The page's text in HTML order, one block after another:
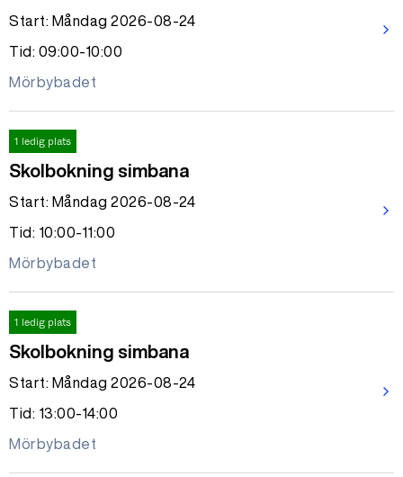
Start: Måndag 2026-08-24
Tid: 09:00-10:00
Mörbybadet
arrow_forward_ios
1 ledig plats
Skolbokning simbana
Start: Måndag 2026-08-24
Tid: 10:00-11:00
Mörbybadet
arrow_forward_ios
1 ledig plats
Skolbokning simbana
Start: Måndag 2026-08-24
Tid: 13:00-14:00
Mörbybadet
arrow_forward_ios